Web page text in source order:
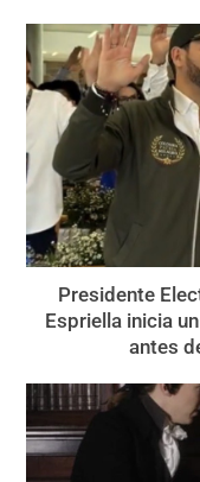
Presidente
Espriella inicia
antes